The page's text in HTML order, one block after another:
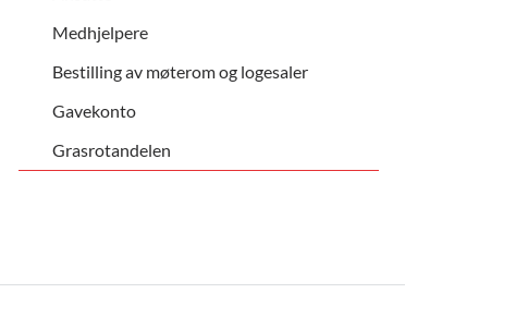
Medhjelpere
Bestilling av møterom og logesaler
Gavekonto
Grasrotandelen